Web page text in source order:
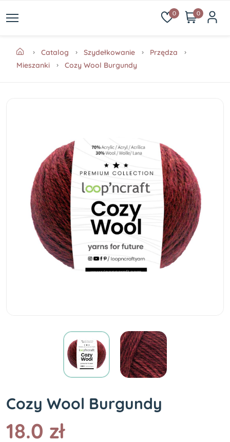
0 0
Catalog Szydełkowanie
Przędza
Mieszanki
Cozy Wool Burgundy
Cozy Wool Burgundy
18.0 zł